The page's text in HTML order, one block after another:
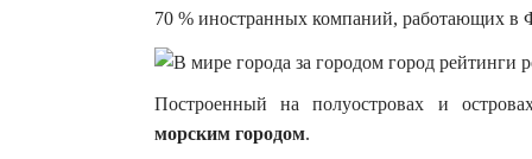
70 % иностранных компаний, работающих в
Построенный на полуостровах и
морским городом.